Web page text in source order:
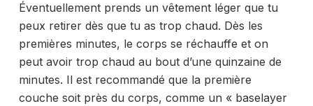
Éventuellement prends un vêtement léger que tu
peux retirer dès que tu as trop chaud. Dès les
premières minutes, le corps se réchauffe et on
peut avoir trop chaud au bout d’une quinzaine de
minutes. Il est recommandé que la première
couche soit près du corps, comme un « baselayer